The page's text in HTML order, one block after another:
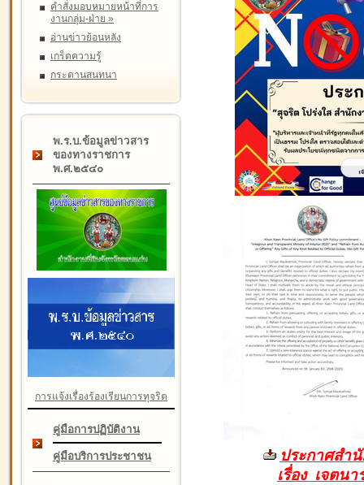
คำสั่งมอบหมายหน้าที่การ
งานกลุ่ม-ฝ่าย »
อ่านข่าวย้อนหลัง
เกร็ดความรู้
กระดานสนทนา
พ.ร.บ.ข้อมูลข่าวสาร
ของทางราชการ
พ.ศ.๒๕๔๐
การแจ้งเรื่องร้องเรียนการทุจริต
คู่มือการปฏิบัติงาน
คู่มือบริการประชาชน
ประกาศสำ
เรื่อง เจตน